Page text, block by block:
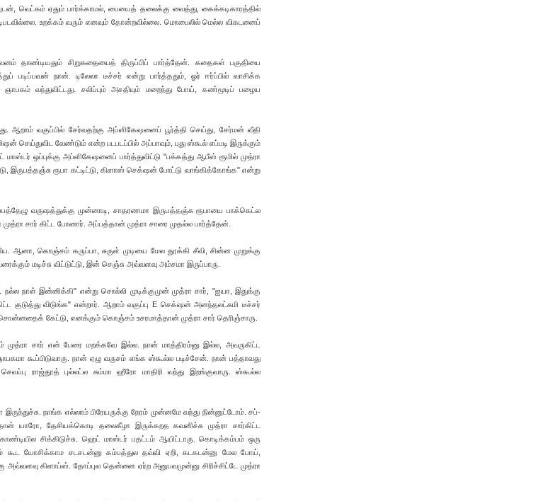
வெட்கம் ஏதும் பார்க்காமல், பையைத் தலைக்கு வைத்து, கைக்கடிகாரத்தில்
உறக்கம் வரும் எனவும் தோன்றவில்லை. மொபைலில் மெல்ல விகடனைப்
தாண்டியதும் சிறுகதையைத் திருப்பிப் பார்த்தேன். கதைகள் பகுதியை
படிப்பவன் நான். டிலேலா டீச்சர் என்று பார்த்ததும், ஓர் ஈர்ப்பில் வாசிக்க
வந்துவிட்டது. சலிப்பும் அசதியும் மறைந்து போய், கண்மூடிப் பழைய‌
ஆறாம் வகுப்பில் சேர்வதற்கு அப்ளிகேஷனைப் பூர்த்தி செய்து, சேர்மன் வீதி
செய்துவிட வேண்டும் என்ற படபடப்பில் அப்பாவும், புது ஸ்கூல் எப்படி இருக்கும்
ஒப்புக்கு அப்ளிகேஷனைப் பார்த்துவிட்டு "பக்கத்து ஆபீஸ் ரூமில் முத்ரா
ரூபா கட்டிட்டு, கிளாஸ் செக்‌ஷன் போட்டு வாங்கிக்கோங்க" என்று
வருஷத்துக்கு முன்னாடி, சாதரணமா இருபத்தஞ்சு ரூபாயை பாக்கெட்ல
சார் கிட்ட போனார். அப்பத்தான் முத்ரா சாரை முதல்ல பார்த்தேன்.
ஆனா, கொஞ்சம் கருப்பா, சுருள் முடியை மேல தூக்கி சீவி, சின்ன முறுக்கு
மடிச்சு விட்டுட்டு, இன் செஞ்சு அவ்வளவு அம்சமா இருப்பாரு.
நாள் இன்னிக்கி" என்று சொல்லி முடிக்குமுன் முத்ரா சார், "ஐயா, இதுக்கு
குடுத்து விடுங்க" என்றார். ஆறாம் வகுப்பு E செக்‌ஷன் அனந்தலட்சுமி டீச்சர்
கேட்டு, எனக்கும் கொஞ்சம் உசரமாத்தான் முத்ரா சார் தெரிஞ்சாரு.
சார் என் பேரை மறக்கவே இல்ல. நான் மாத்திரம்னு இல்ல, அவருகிட்ட
கூப்பிடுவாரு. நான் ஏழு வருசம் எங்க ஸ்கூல்ல படிச்சேன். நான் பத்தாவது
ராஜ்தூத் புல்லட்ல‌ சும்மா ஹீரோ மாதிரி வந்து இறங்குவாரு. ஸ்கூல்ல
நாங்க எல்லாம் பிரேயருக்கு நேரம் முன்னமே வந்து நின்னுட்டோம். சப்-
யாரோ, தேசியக்கொடி தலைகீழா இருக்கறத கவனிச்சு முத்ரா சார்கிட்ட
சிக்கிடுச்சு. ஹெட் மாஸ்டர் பதட்டம் ஆயிட்டாரு. கொடிக்கம்பம் ஒரு
கூட யோசிக்காம சடசடன்னு கம்பத்துல தவ்வி ஏறி, கடகடன்னு மேல போய்,
அவ்வளவு கிளாப்ஸ். தோப்புல தென்னை ஏர்ற அனுபவமுன்னு சிரிச்சிட்டே முத்ரா